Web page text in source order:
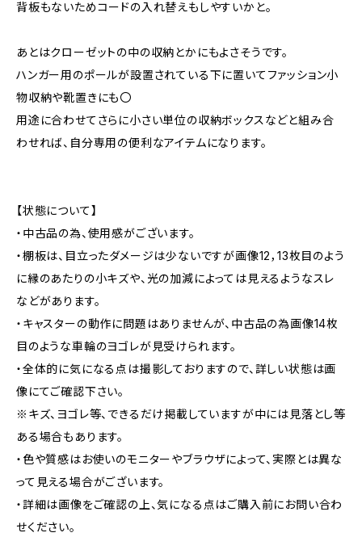
背板もないためコードの入れ替えもしやすいかと。
あとはクローゼットの中の収納とかにもよさそうです。
ハンガー用のポールが設置されている下に置いてファッション小
物収納や靴置きにも〇
用途に合わせてさらに小さい単位の収納ボックスなどと組み合
わせれば、自分専用の便利なアイテムになります。
【状態について】
・中古品の為、使用感がございます。
・棚板は、目立ったダメージは少ないですが画像12，13枚目のよう
に縁のあたりの小キズや、光の加減によっては見えるようなスレ
などがあります。
・キャスターの動作に問題はありませんが、中古品の為画像14枚
目のような車輪のヨゴレが見受けられます。
・全体的に気になる点は撮影しておりますので、詳しい状態は画
像にてご確認下さい。
※キズ、ヨゴレ等、できるだけ掲載していますが中には見落とし等
ある場合もあります。
・色や質感はお使いのモニターやブラウザによって、実際とは異な
って見える場合がございます。
・詳細は画像をご確認の上、気になる点はご購入前にお問い合わ
せください。